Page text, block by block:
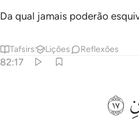
Da qual jamais poderão
Tafsirs Lições Reflexões
82:17
ﲒ